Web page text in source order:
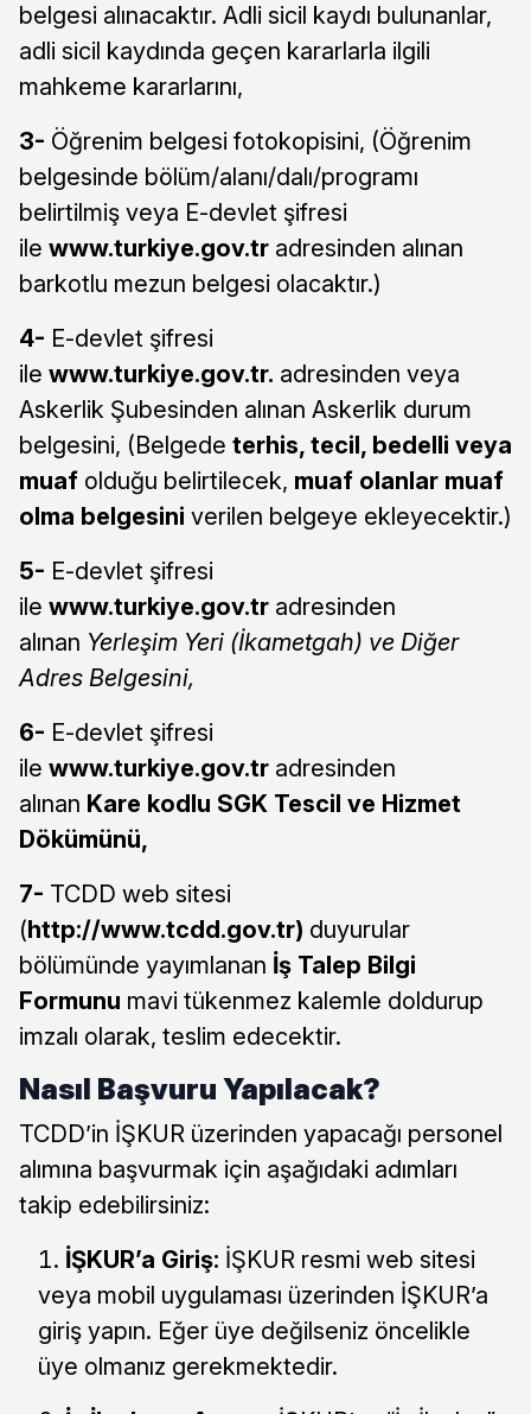
belgesi alınacaktır. Adli sicil kaydı bulunanlar,
adli sicil kaydında geçen kararlarla ilgili
mahkeme kararlarını,
3- Öğrenim belgesi fotokopisini, (Öğrenim
belgesinde bölüm/alanı/dalı/programı
belirtilmiş veya E-devlet şifresi
ile www.turkiye.gov.tr adresinden alınan
barkotlu mezun belgesi olacaktır.)
4- E-devlet şifresi
ile www.turkiye.gov.tr. adresinden veya
Askerlik Şubesinden alınan Askerlik durum
belgesini, (Belgede terhis, tecil, bedelli veya
muaf olduğu belirtilecek, muaf olanlar muaf
olma belgesini verilen belgeye ekleyecektir.)
5- E-devlet şifresi
ile www.turkiye.gov.tr adresinden
alınan Yerleşim Yeri (İkametgah) ve Diğer
Adres Belgesini,
6- E-devlet şifresi
ile www.turkiye.gov.tr adresinden
alınan Kare kodlu SGK Tescil ve Hizmet
Dökümünü,
7- TCDD web sitesi
(http://www.tcdd.gov.tr) duyurular
bölümünde yayımlanan İş Talep Bilgi
Formunu mavi tükenmez kalemle doldurup
imzalı olarak, teslim edecektir.
Nasıl Başvuru Yapılacak?
TCDD’in İŞKUR üzerinden yapacağı personel
alımına başvurmak için aşağıdaki adımları
takip edebilirsiniz:
İŞKUR’a Giriş: İŞKUR resmi web sitesi
veya mobil uygulaması üzerinden İŞKUR’a
giriş yapın. Eğer üye değilseniz öncelikle
üye olmanız gerekmektedir.